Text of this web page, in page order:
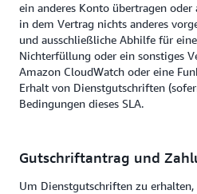
ein anderes Konto übertragen oder
in dem Vertrag nichts anderes
und ausschließliche Abhilfe für
Nichterfüllung oder ein sonstiges
Amazon CloudWatch oder eine
Erhalt von Dienstgutschriften
Bedingungen dieses SLA.
Gutschriftantrag und
Um Dienstgutschriften zu erhalten,